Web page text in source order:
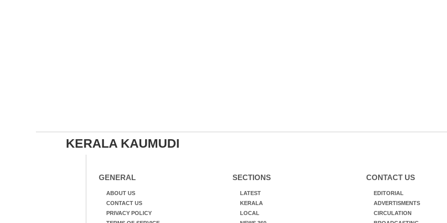
KERALA KAUMUDI
GENERAL
ABOUT US
CONTACT US
PRIVACY POLICY
SECTIONS
LATEST
KERALA
LOCAL
CONTACT US
EDITORIAL
ADVERTISMENTS
CIRCULATION